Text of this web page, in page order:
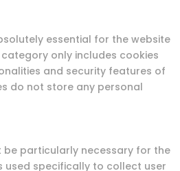
essential for the website
only includes cookies
and security features of
do not store any personal
be particularly necessary for the
used specifically to collect user